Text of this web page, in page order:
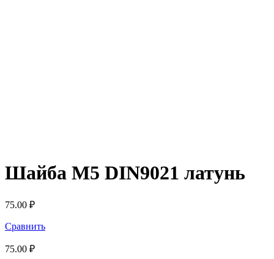
Шайба М5 DIN9021 латунь
75.00 ₽
Сравнить
75.00 ₽